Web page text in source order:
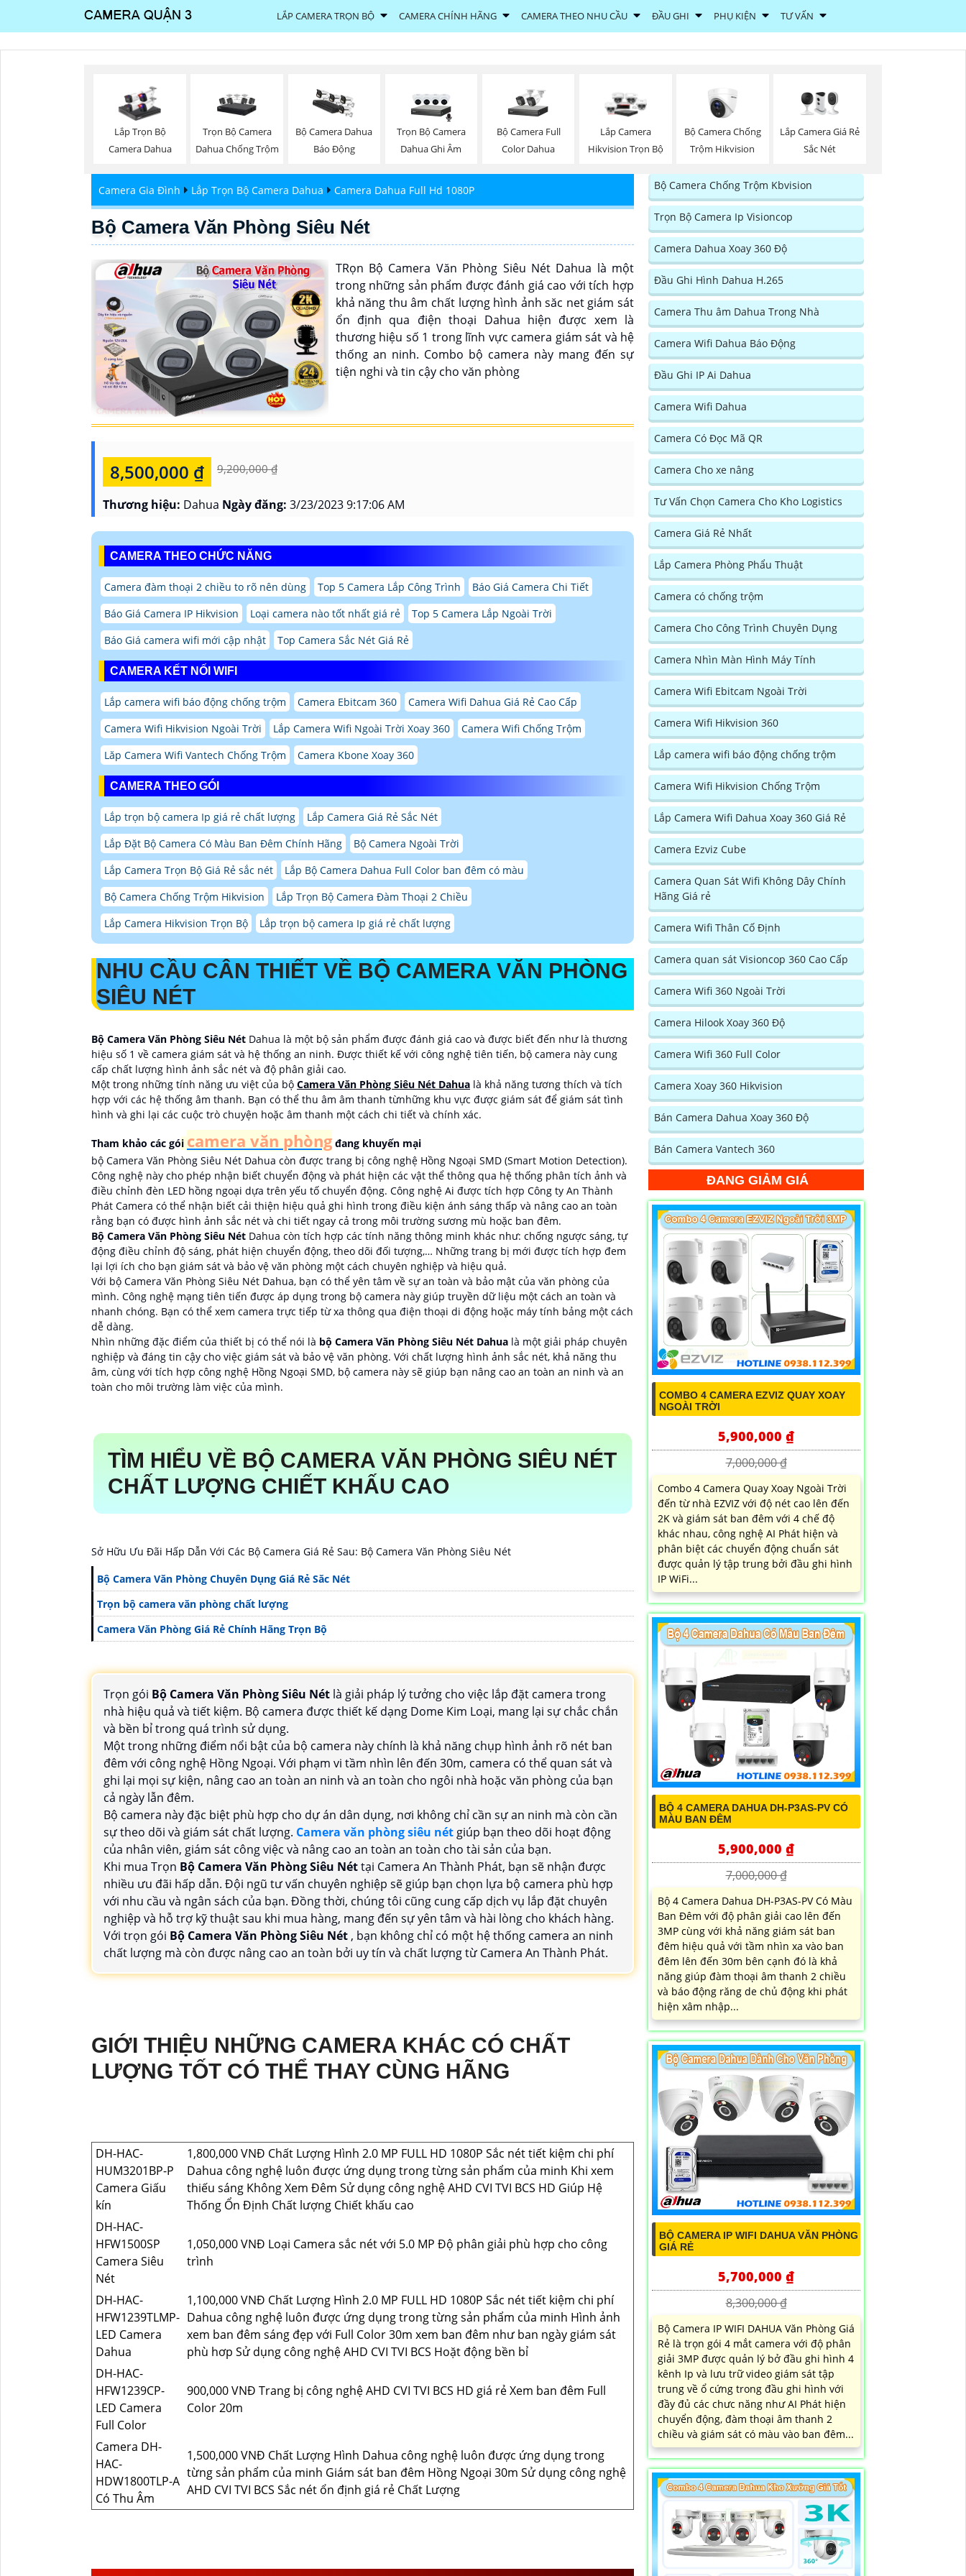
LẮP CAMERA TRỌN BỘ CAMERA CHÍNH HÃNG CAMERA THEO NHU CẦU ĐẦU GHI PHỤ KIỆN TƯ VẤN
Lắp Trọn Bộ
Camera Dahua
Trọn Bộ Camera
Dahua Chống Trộm
Bộ Camera Dahua
Báo Động
Trọn Bộ Camera
Dahua Ghi Âm
Bộ Camera Full
Color Dahua
Lắp Camera
Hikvision Trọn Bộ
Bộ Camera Chống
Trộm Hikvision
Lắp Camera Giá Rẻ
Sắc Nét
Camera Gia Đình Lắp Trọn Bộ Camera Dahua Camera Dahua Full Hd 1080P
Bộ Camera Văn Phòng Siêu Nét
TRọn Bộ Camera Văn Phòng Siêu Nét Dahua là một
trong những sản phẩm được đánh giá cao với tích hợp
khả năng thu âm chất lượng hình ảnh săc net giám sát
ổn định qua điện thoại Dahua hiện được xem là
thương hiệu số 1 trong lĩnh vực camera giám sát và hệ
thống an ninh. Combo bộ camera này mang đến sự
tiện nghi và tin cậy cho văn phòng
8,500,000 ₫ 9,200,000 ₫
Thương hiệu: Dahua Ngày đăng: 3/23/2023 9:17:06 AM
CAMERA THEO CHỨC NĂNG
Camera đàm thoại 2 chiều to rõ nên dùng Top 5 Camera Lắp Công Trình
Báo Giá Camera Chi Tiết
Báo Giá Camera IP Hikvision
Loại camera nào tốt nhất giá rẻ
Top 5 Camera Lắp Ngoài Trời
Báo Giá camera wifi mới cập nhật
Top Camera Sắc Nét Giá Rẻ
CAMERA KẾT NỐI WIFI
Lắp camera wifi báo động chống trộm Camera Ebitcam 360
Camera Wifi Dahua Giá Rẻ Cao Cấp
Camera Wifi Hikvision Ngoài Trời
Lắp Camera Wifi Ngoài Trời Xoay 360
Camera Wifi Chống Trộm
Lăp Camera Wifi Vantech Chống Trộm
Camera Kbone Xoay 360
CAMERA THEO GÓI
Lắp trọn bộ camera Ip giá rẻ chất lượng
Lắp Camera Giá Rẻ Sắc Nét
Lắp Đặt Bộ Camera Có Màu Ban Đêm Chính Hãng
Bộ Camera Ngoài Trời
Lắp Camera Trọn Bộ Giá Rẻ sắc nét
Lắp Bộ Camera Dahua Full Color ban đêm có màu
Bộ Camera Chống Trộm Hikvision
Lắp Trọn Bộ Camera Đàm Thoại 2 Chiều
Lắp Camera Hikvision Trọn Bộ
Lắp trọn bộ camera Ip giá rẻ chất lượng
NHU CẦU CÂN THIẾT VỀ BỘ CAMERA VĂN PHÒNG
SIÊU NÉT
Bộ Camera Văn Phòng Siêu Nét Dahua là một bộ sản phẩm được đánh giá cao và được biết đến như là thương
hiệu số 1 về camera giám sát và hệ thống an ninh. Được thiết kế với công nghệ tiên tiến, bộ camera này cung
cấp chất lượng hình ảnh sắc nét và độ phân giải cao.
Một trong những tính năng ưu việt của bộ Camera Văn Phòng Siêu Nét Dahua là khả năng tương thích và tích
hợp với các hệ thống âm thanh. Bạn có thể thu âm âm thanh từnhững khu vực được giám sát để giám sát tình
hình và ghi lại các cuộc trò chuyện hoặc âm thanh một cách chi tiết và chính xác.
Tham khảo các gói camera văn phòng đang khuyến mại
bộ Camera Văn Phòng Siêu Nét Dahua còn được trang bị công nghệ Hồng Ngoại SMD (Smart Motion Detection).
Công nghệ này cho phép nhận biết chuyển động và phát hiện các vật thể thông qua hệ thống phân tích ảnh và
điều chỉnh đèn LED hồng ngoại dựa trên yếu tố chuyển động. Công nghệ Ai được tích hợp Công ty An Thành
Phát Camera có thể nhận biết cải thiện hiệu quả ghi hình trong điều kiện ánh sáng thấp và nâng cao an toàn
rằng bạn có được hình ảnh sắc nét và chi tiết ngay cả trong môi trường sương mù hoặc ban đêm.
Bộ Camera Văn Phòng Siêu Nét Dahua còn tích hợp các tính năng thông minh khác như: chống ngược sáng, tự
động điều chỉnh độ sáng, phát hiện chuyển động, theo dõi đối tượng,… Những trang bị mới được tích hợp đem
lại lợi ích cho bạn giám sát và bảo vệ văn phòng một cách chuyên nghiệp và hiệu quả.
Với bộ Camera Văn Phòng Siêu Nét Dahua, bạn có thể yên tâm về sự an toàn và bảo mật của văn phòng của
mình. Công nghệ mạng tiên tiến được áp dụng trong bộ camera này giúp truyền dữ liệu một cách an toàn và
nhanh chóng. Bạn có thể xem camera trực tiếp từ xa thông qua điện thoại di động hoặc máy tính bảng một cách
dễ dàng.
Nhìn những đặc điểm của thiết bị có thể nói là bộ Camera Văn Phòng Siêu Nét Dahua là một giải pháp chuyên
nghiệp và đáng tin cậy cho việc giám sát và bảo vệ văn phòng. Với chất lượng hình ảnh sắc nét, khả năng thu
âm, cùng với tích hợp công nghệ Hồng Ngoại SMD, bộ camera này sẽ giúp bạn nâng cao an toàn an ninh và an
toàn cho môi trường làm việc của mình.
TÌM HIỂU VỀ BỘ CAMERA VĂN PHÒNG SIÊU NÉT
CHẤT LƯỢNG CHIẾT KHẤU CAO
Sở Hữu Ưu Đãi Hấp Dẫn Với Các Bộ Camera Giá Rẻ Sau: Bộ Camera Văn Phòng Siêu Nét
Bộ Camera Văn Phòng Chuyên Dụng Giá Rẻ Săc Nét
Trọn bộ camera văn phòng chất lượng
Camera Văn Phòng Giá Rẻ Chính Hãng Trọn Bộ
Trọn gói Bộ Camera Văn Phòng Siêu Nét là giải pháp lý tưởng cho việc lắp đặt camera trong
nhà hiệu quả và tiết kiệm. Bộ camera được thiết kế dạng Dome Kim Loại, mang lại sự chắc chắn
và bền bỉ trong quá trình sử dụng.
Một trong những điểm nổi bật của bộ camera này chính là khả năng chụp hình ảnh rõ nét ban
đêm với công nghệ Hồng Ngoại. Với phạm vi tầm nhìn lên đến 30m, camera có thể quan sát và
ghi lại mọi sự kiện, nâng cao an toàn an ninh và an toàn cho ngôi nhà hoặc văn phòng của bạn
cả ngày lẫn đêm.
Bộ camera này đặc biệt phù hợp cho dự án dân dụng, nơi không chỉ cần sự an ninh mà còn cần
sự theo dõi và giám sát chất lượng. Camera văn phòng siêu nét giúp bạn theo dõi hoạt động
của nhân viên, giám sát công việc và nâng cao an toàn an toàn cho tài sản của bạn.
Khi mua Trọn Bộ Camera Văn Phòng Siêu Néttại Camera An Thành Phát, bạn sẽ nhận được
nhiều ưu đãi hấp dẫn. Đội ngũ tư vấn chuyên nghiệp sẽ giúp bạn chọn lựa bộ camera phù hợp
với nhu cầu và ngân sách của bạn. Đồng thời, chúng tôi cũng cung cấp dịch vụ lắp đặt chuyên
nghiệp và hỗ trợ kỹ thuật sau khi mua hàng, mang đến sự yên tâm và hài lòng cho khách hàng.
Với trọn gói Bộ Camera Văn Phòng Siêu Nét , bạn không chỉ có một hệ thống camera an ninh
chất lượng mà còn được nâng cao an toàn bởi uy tín và chất lượng từ Camera An Thành Phát.
GIỚI THIỆU NHỮNG CAMERA KHÁC CÓ CHẤT
LƯỢNG TỐT CÓ THỂ THAY CÙNG HÃNG
DH-HAC-
HUM3201BP-P
Camera Giấu
kín
1,800,000 VNĐ Chất Lượng Hình 2.0 MP FULL HD 1080P Sắc nét tiết kiệm chi phí
Dahua công nghệ luôn được ứng dụng trong từng sản phẩm của minh Khi xem
thiếu sáng Không Xem Đêm Sử dụng công nghệ AHD CVI TVI BCS HD Giúp Hệ
Thống Ổn Định Chất lượng Chiết khấu cao
DH-HAC-
HFW1500SP
Camera Siêu
Nét
1,050,000 VNĐ Loại Camera sắc nét với 5.0 MP Độ phân giải phù hợp cho công
trình
DH-HAC-
HFW1239TLMP-
LED Camera
Dahua
1,100,000 VNĐ Chất Lượng Hình 2.0 MP FULL HD 1080P Sắc nét tiết kiệm chi phí
Dahua công nghệ luôn được ứng dụng trong từng sản phẩm của minh Hình ảnh
xem ban đêm sáng đẹp với Full Color 30m xem ban đêm như ban ngày giám sát
phù hơp Sử dụng công nghệ AHD CVI TVI BCS Hoặt động bền bỉ
DH-HAC-
HFW1239CP-
LED Camera
Full Color
900,000 VNĐ Trang bị công nghệ AHD CVI TVI BCS HD giá rẻ Xem ban đêm Full
Color 20m
Camera DH-
HAC-
HDW1800TLP-A
Có Thu Âm
1,500,000 VNĐ Chất Lượng Hình Dahua công nghệ luôn được ứng dụng trong
từng sản phẩm của minh Giám sát ban đêm Hồng Ngoại 30m Sử dụng công nghệ
AHD CVI TVI BCS Sắc nét ổn định giá rẻ Chất Lượng
Bộ Camera Chống Trộm Kbvision
Trọn Bộ Camera Ip Visioncop
Camera Dahua Xoay 360 Độ
Đầu Ghi Hình Dahua H.265
Camera Thu âm Dahua Trong Nhà
Camera Wifi Dahua Báo Động
Đầu Ghi IP Ai Dahua
Camera Wifi Dahua
Camera Có Đọc Mã QR
Camera Cho xe nâng
Tư Vấn Chọn Camera Cho Kho Logistics
Camera Giá Rẻ Nhất
Lắp Camera Phòng Phẩu Thuật
Camera có chống trộm
Camera Cho Công Trình Chuyên Dụng
Camera Nhìn Màn Hình Máy Tính
Camera Wifi Ebitcam Ngoài Trời
Camera Wifi Hikvision 360
Lắp camera wifi báo động chống trộm
Camera Wifi Hikvision Chống Trộm
Lắp Camera Wifi Dahua Xoay 360 Giá Rẻ
Camera Ezviz Cube
Camera Quan Sát Wifi Không Dây Chính
Hãng Giá rẻ
Camera Wifi Thân Cố Định
Camera quan sát Visioncop 360 Cao Cấp
Camera Wifi 360 Ngoài Trời
Camera Hilook Xoay 360 Độ
Camera Wifi 360 Full Color
Camera Xoay 360 Hikvision
Bán Camera Dahua Xoay 360 Độ
Bán Camera Vantech 360
ĐANG GIẢM GIÁ
COMBO 4 CAMERA EZVIZ QUAY XOAY
NGOÀI TRỜI
5,900,000 ₫
7,000,000 ₫
Combo 4 Camera Quay Xoay Ngoài Trời
đến từ nhà EZVIZ với độ nét cao lên đến
2K và giám sát ban đêm với 4 chế độ
khác nhau, công nghệ AI Phát hiện và
phân biệt các chuyển động chuẩn sát
được quản lý tập trung bởi đầu ghi hình
IP WiFi...
BỘ 4 CAMERA DAHUA DH-P3AS-PV CÓ
MÀU BAN ĐÊM
5,900,000 ₫
7,000,000 ₫
Bộ 4 Camera Dahua DH-P3AS-PV Có Màu
Ban Đêm với độ phân giải cao lên đến
3MP cùng với khả năng giám sát ban
đêm hiệu quả với tầm nhìn xa vào ban
đêm lên đến 30m bên cạnh đó là khả
năng giúp đàm thoại âm thanh 2 chiều
và báo động răng de chủ động khi phát
hiện xâm nhập...
BỘ CAMERA IP WIFI DAHUA VĂN PHÒNG
GIÁ RẺ
5,700,000 ₫
8,300,000 ₫
Bộ Camera IP WIFI DAHUA Văn Phòng Giá
Rẻ là trọn gói 4 mắt camera với độ phân
giải 3MP được quản lý bở đầu ghi hình 4
kênh Ip và lưu trữ video giám sát tập
trung về ổ cứng trong đầu ghi hình với
đầy đủ các chưc năng như AI Phát hiện
chuyển động, đàm thoại âm thanh 2
chiều và giám sát có màu vào ban đêm...